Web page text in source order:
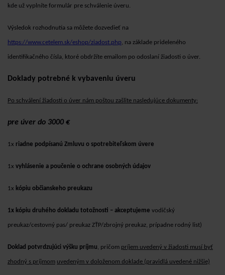
kde už vyplníte formulár pre schválenie úveru.
Výsledok rozhodnutia sa môžete dozvedieť na
https://www.cetelem.sk/eshop/ziadost.php, na základe prideleného
identifikačného čísla, ktoré obdržíte emailom po odoslaní žiadosti o úver.
Doklady potrebné k vybaveniu úveru
Po schválení žiadosti o úver nám poštou zašlite nasledujúce dokumenty:
pre úver do 3000 €
1x riadne podpísanú Zmluvu o spotrebiteľskom úvere
1x vyhlásenie a poučenie o ochrane osobných údajov
1x kópiu občianskeho preukazu
1x kópiu druhého dokladu totožnosti – akceptujeme vodičský
preukaz/cestovný pas/ preukaz ZŤP/zbrojný preukaz, prípadne rodný list)
Doklad potvrdzujúci výšku príjmu, pričom príjem uvedený v žiadosti musí byť
zhodný s príjmom uvedeným v doloženom doklade (pravidlá uvedené nižšie)